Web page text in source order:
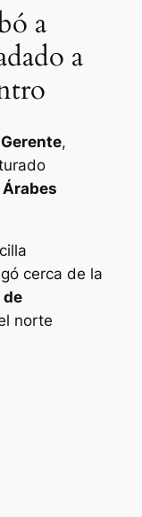
a
a
Gerente,
cerca de la
de
norte